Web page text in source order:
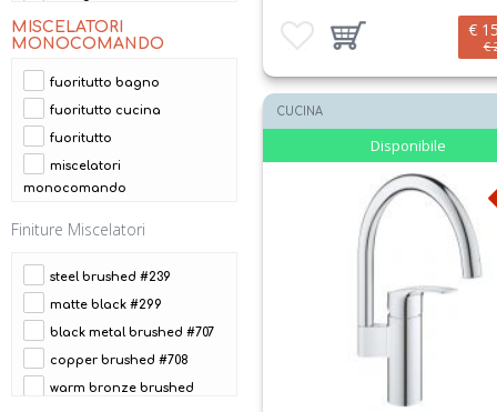
ceraplan
ceraplan iii
concetto
elle
eurocube
europlus
eurosmart cosmo
flavia
focus cucina
green
helium
incline
MISCELATORI
MONOCOMANDO
fuoritutto bagno
fuoritutto cucina
fuoritutto
miscelatori
monocomando
Finiture Miscelatori
steel brushed #239
matte black #299
black metal brushed #707
copper brushed #708
warm bronze brushed
Aggiungi ai preferitiAggiungi prodotto al carrello
€
€
CUCINA
Disponibile